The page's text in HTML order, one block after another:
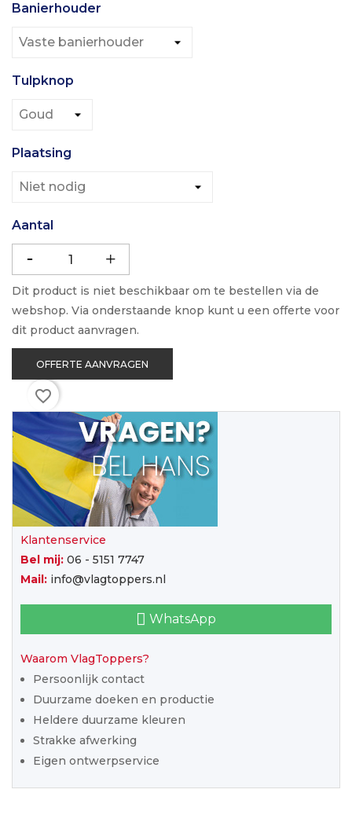
Banierhouder
Tulpknop
Plaatsing
Aantal
Dit product is niet beschikbaar om te bestellen via de
webshop. Via onderstaande knop kunt u een offerte voor
dit product aanvragen.
OFFERTE AANVRAGEN
favorite_border
Klantenservice
Bel mij: 06 - 5151 7747
Mail: info@vlagtoppers.nl
WhatsApp
Waarom VlagToppers?
Persoonlijk contact
Duurzame doeken en productie
Heldere duurzame kleuren
Strakke afwerking
Eigen ontwerpservice